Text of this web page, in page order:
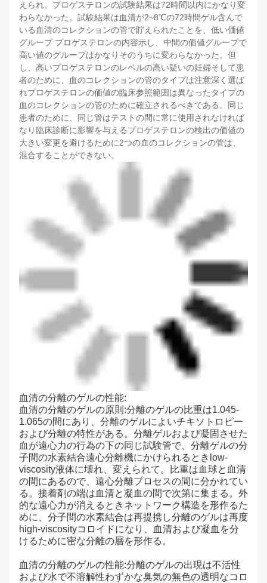
えられ、プロゲステロンの試験結果は72時間以内にかなり変
わらなかった。試験結果は血清が2~8℃の72時間ゲル含んで
いる血清のコレクションの管で貯えられたことを、低い価値
グループ プロゲステロンの内容示し、中間の価値グループで
高い値のグループはかなりそのうちに変わらなかった。但
し、高いプロゲステロンのレベルの高い疑いの妊婦そして患
者のために、血のコレクションの管のタイプは注意深く選ば
れプロゲステロンの価値の臨床参照範囲は異なったタイプの
血のコレクションの管のために確立されるべきである。同じ
患者のために、同じ管はテストの間に常に使用されなければ
なり臨床診断に影響を与えるプロゲステロンの検出の価値の
大きい変更を避けるために2つの血のコレクションの管は、
混合することができない。
血清の分離のゲルの性能:
血清の分離のゲルの原則:分離のゲルの比重は1.045-
1.065の間にあり、分離のゲルによいチキソトロピー
および分離の特性がある。分離ゲルおよび凝固させた
血が遠心力の行為の下の同じ試験管で、分離ゲルの分
子間の水素結合遠心分離機にかけられるときlow-
viscosity液体に壊れ、変えられて。比重は血球と血清
の間にあるので、遠心分離プロセスの間に分かれてい
る。接着剤の端は血清と凝血の間で次第に集まる。外
的な遠心力が消えるときネットワーク構造を形作るた
めに、分子間の水素結合は再提携し分離のゲルは再度
high-viscosityコロイドになり、血清および凝血を分
けるために密な分離の層を形作る。
血清の分離のゲルの性能:分離のゲルの出現は不活性
および水で不溶解性わずかな臭気の無色の透明なコロ